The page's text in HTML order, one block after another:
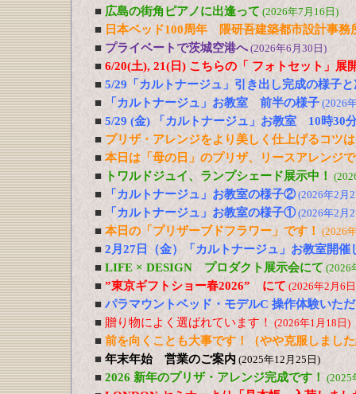
■ 広島の街角ピアノに出逢って (2026年7月16日)
■ 日本ベッド100周年 隈研吾建築都市設計事
■ プライベートで茨城空港へ(2026年6月30日)
■ 6/20(土), 21(日) こちらの「 フォトセット」展
■ 5/29「カルトナージュ」引き出し完成の様子
■
「カルトナージュ」お教室 前半の様子 (2026
■ 5/29 (金) 「カルトナージュ」お教室 10時30
■ プリザ・アレンジをより美しく仕上げるコツ
■ 本日は「母の日」のプリザ、リースアレンジ
■
トワルドジュイ、ランプシェード展示中！
■ 「カルトナージュ」お教室の様子②(2026年2月
■ 「カルトナージュ」お教室の様子①(2026年2月
■ 本日の「プリザーブドフラワー」です！ (2026
■ 2月27日（金）「カルトナージュ」お教室開催
■ LIFE × DESIGN プロダクト展示会にて (2026
■ ”東京ギフトショー春2026” にて (2026年2月6
■ パラマウントベッド・モデルC 操作体験いた
■ 贈り物によく選ばれています！ (2026年1月18日)
■ 前を向くことも大事です！（やや克服しまし
■ 年末年始 営業のご案内 (2025年12月25日)
■ 2026 新年のプリザ・アレンジ完成です！ (2025